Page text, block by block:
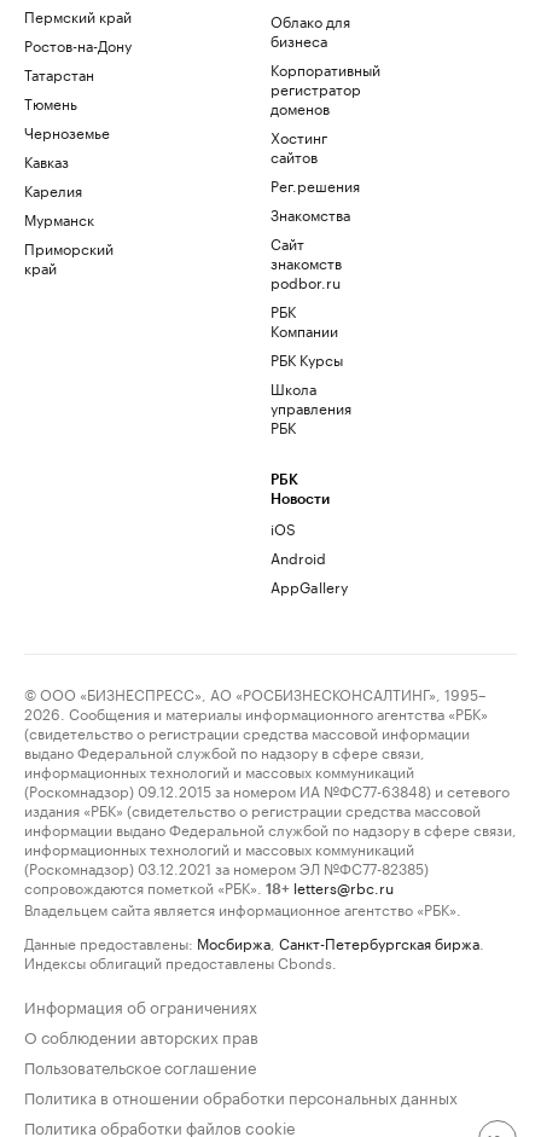
Пермский край
Ростов-на-Дону
Татарстан
Тюмень
Черноземье
Кавказ
Карелия
Мурманск
Приморский
край
Облако для
бизнеса
Корпоративный
регистратор
доменов
Хостинг
сайтов
Рег.решения
Знакомства
Сайт
знакомств
podbor.ru
РБК
Компании
РБК Курсы
Школа
управления
РБК
РБК
Новости
iOS
Android
AppGallery
© ООО «БИЗНЕСПРЕСС», АО «РОСБИЗНЕСКОНСАЛТИНГ», 1995–
2026. Сообщения и материалы информационного агентства «РБК»
(свидетельство о регистрации средства массовой информации
выдано Федеральной службой по надзору в сфере связи,
информационных технологий и массовых коммуникаций
(Роскомнадзор) 09.12.2015 за номером ИА №ФС77-63848) и сетевого
издания «РБК» (свидетельство о регистрации средства массовой
информации выдано Федеральной службой по надзору в сфере связи,
информационных технологий и массовых коммуникаций
(Роскомнадзор) 03.12.2021 за номером ЭЛ №ФС77-82385)
сопровождаются пометкой «РБК».
18+ letters@rbc.ru
Владельцем сайта является информационное агентство «РБК».
Данные предоставлены: Мосбиржа Санкт-Петербургская биржа
Индексы облигаций предоставлены Cbonds.
Информация об ограничениях
О соблюдении авторских прав
Пользовательское соглашение
Политика в отношении обработки персональных данных
Политика обработки файлов cookie